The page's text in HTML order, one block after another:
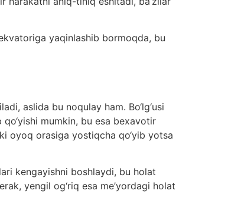
yaqinlashib bormoqda, bu
aslida bu noqulay ham. Bo‘lg‘usi
mumkin, bu esa bexavotir
oyoq orasiga yostiqcha qo‘yib yotsa
kengayishni boshlaydi, bu holat
yengil og‘riq esa me’yordagi holat